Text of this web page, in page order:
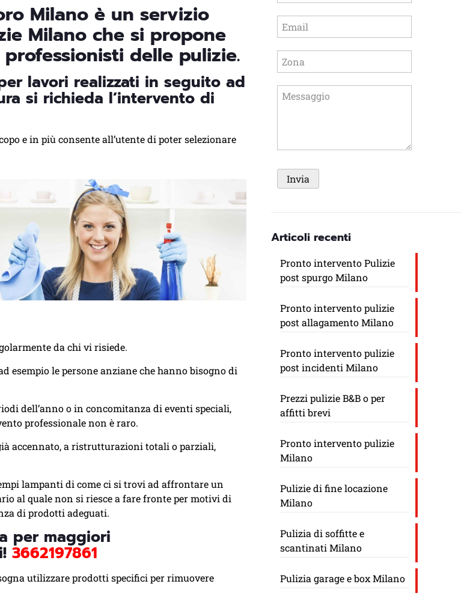
Milano è un servizio
Milano che si propone
delle pulizie.
lavori realizzati in seguito ad
si richieda l’intervento di
e in più consente all’utente di poter selezionare
da chi vi risiede.
esempio le persone anziane che hanno bisogno di
dell’anno o in concomitanza di eventi speciali,
professionale non è raro.
accennato, a ristrutturazioni totali o parziali,
lampanti di come ci si trovi ad affrontare un
al quale non si riesce a fare fronte per motivi di
di prodotti adeguati.
per maggiori
3662197861
utilizzare prodotti specifici per rimuovere
Articoli recenti
Pronto intervento Pulizie
post spurgo Milano
Pronto intervento pulizie
post allagamento Milano
Pronto intervento pulizie
post incidenti Milano
Prezzi pulizie B&B o per
affitti brevi
Pronto intervento pulizie
Milano
Pulizie di fine locazione
Milano
Pulizia di soffitte e
scantinati Milano
Pulizia garage e box Milano